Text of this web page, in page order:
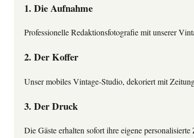
1. Die Aufnahme
Professionelle Redaktionsfotografie mit unserer
2. Der Koffer
Unser mobiles Vintage-Studio, dekoriert mit
3. Der Druck
Die Gäste erhalten sofort ihre eigene